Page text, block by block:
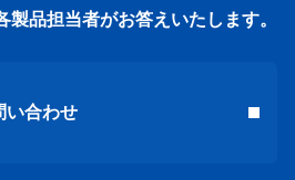
品担当者がお答えいたします。
い合わせ